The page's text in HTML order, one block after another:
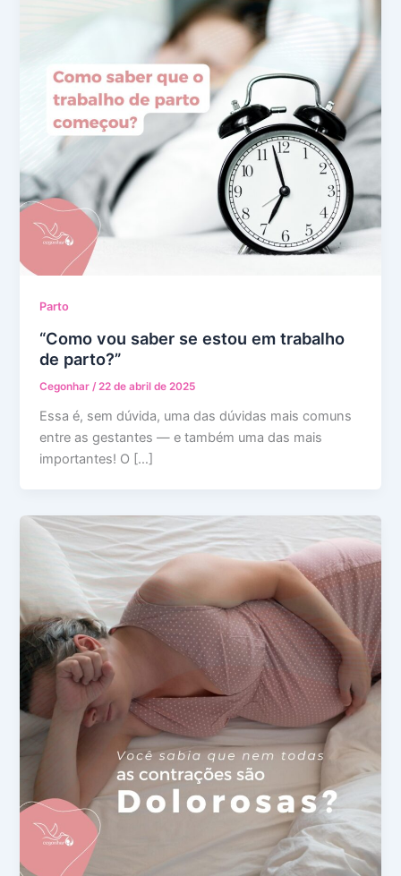
Parto
“Como vou saber se estou em trabalho
de parto?”
Cegonhar/22 de abril de 2025
Essa é, sem dúvida, uma das dúvidas mais comuns
entre as gestantes — e também uma das mais
importantes! O […]